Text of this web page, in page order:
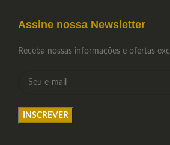
Assine nossa Newsletter
Receba nossas informações e ofertas